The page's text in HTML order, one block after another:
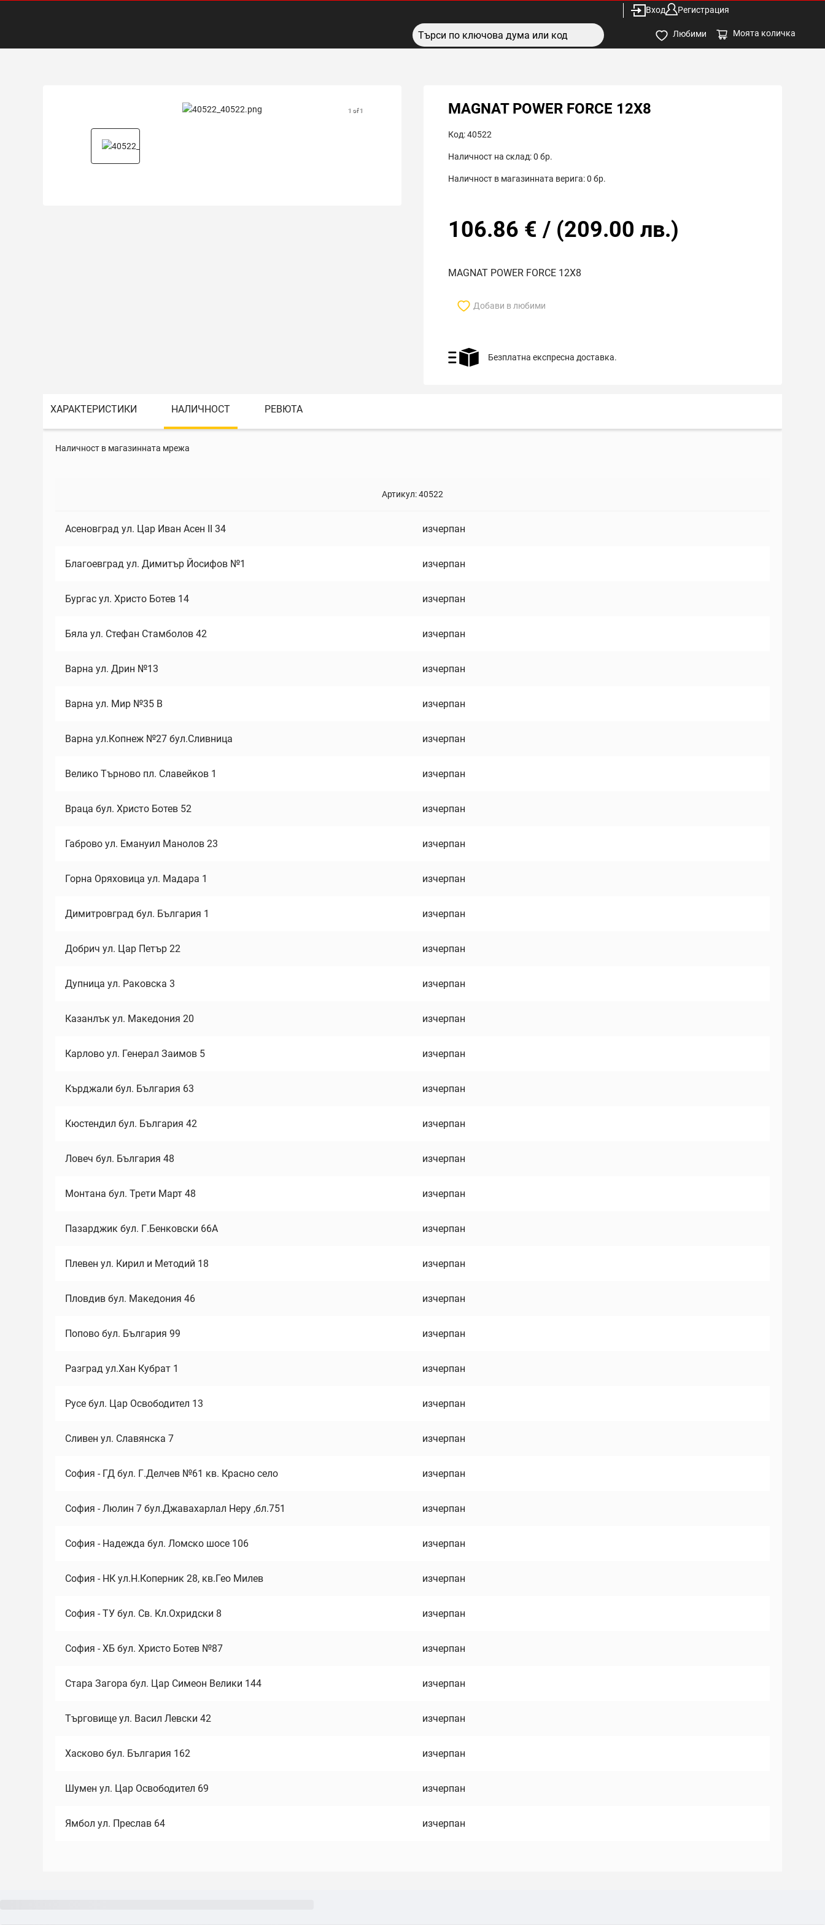
Вход Регистрация
Любими Моята количка
1 of 1 MAGNAT POWER FORCE 12X8
Код:40522
Наличност на склад:0 бр.
Наличност в магазинната верига:0 бр.
106.86 € / (209.00 лв.)
MAGNAT POWER FORCE 12X8
Добави в любими
Безплатна експресна доставка.
ХАРАКТЕРИСТИКИ НАЛИЧНОСТ РЕВЮТА
Наличност в магазинната мрежа
Артикул:40522
Асеновград ул. Цар Иван Асен II 34 изчерпан
Благоевград ул. Димитър Йосифов №1 изчерпан
Бургас ул. Христо Ботев 14 изчерпан
Бяла ул. Стефан Стамболов 42 изчерпан
Варна ул. Дрин №13 изчерпан
Варна ул. Мир №35 В изчерпан
Варна ул.Копнеж №27 бул.Сливница изчерпан
Велико Търново пл. Славейков 1 изчерпан
Враца бул. Христо Ботев 52 изчерпан
Габрово ул. Емануил Манолов 23 изчерпан
Горна Оряховица ул. Мадара 1 изчерпан
Димитровград бул. България 1 изчерпан
Добрич ул. Цар Петър 22 изчерпан
Дупница ул. Раковска 3 изчерпан
Казанлък ул. Македония 20 изчерпан
Карлово ул. Генерал Заимов 5 изчерпан
Кърджали бул. България 63 изчерпан
Кюстендил бул. България 42 изчерпан
Ловеч бул. България 48 изчерпан
Монтана бул. Трети Март 48 изчерпан
Пазарджик бул. Г.Бенковски 66А изчерпан
Плевен ул. Кирил и Методий 18 изчерпан
Пловдив бул. Македония 46 изчерпан
Попово бул. България 99 изчерпан
Разград ул.Хан Кубрат 1 изчерпан
Русе бул. Цар Освободител 13 изчерпан
Сливен ул. Славянска 7 изчерпан
София - ГД бул. Г.Делчев №61 кв. Красно село изчерпан
София - Люлин 7 бул.Джавахарлал Неру ,бл.751 изчерпан
София - Надежда бул. Ломско шосе 106 изчерпан
София - НК ул.Н.Коперник 28, кв.Гео Милев изчерпан
София - ТУ бул. Св. Кл.Охридски 8 изчерпан
София - ХБ бул. Христо Ботев №87 изчерпан
Стара Загора бул. Цар Симеон Велики 144 изчерпан
Търговище ул. Васил Левски 42 изчерпан
Хасково бул. България 162 изчерпан
Шумен ул. Цар Освободител 69 изчерпан
Ямбол ул. Преслав 64 изчерпан